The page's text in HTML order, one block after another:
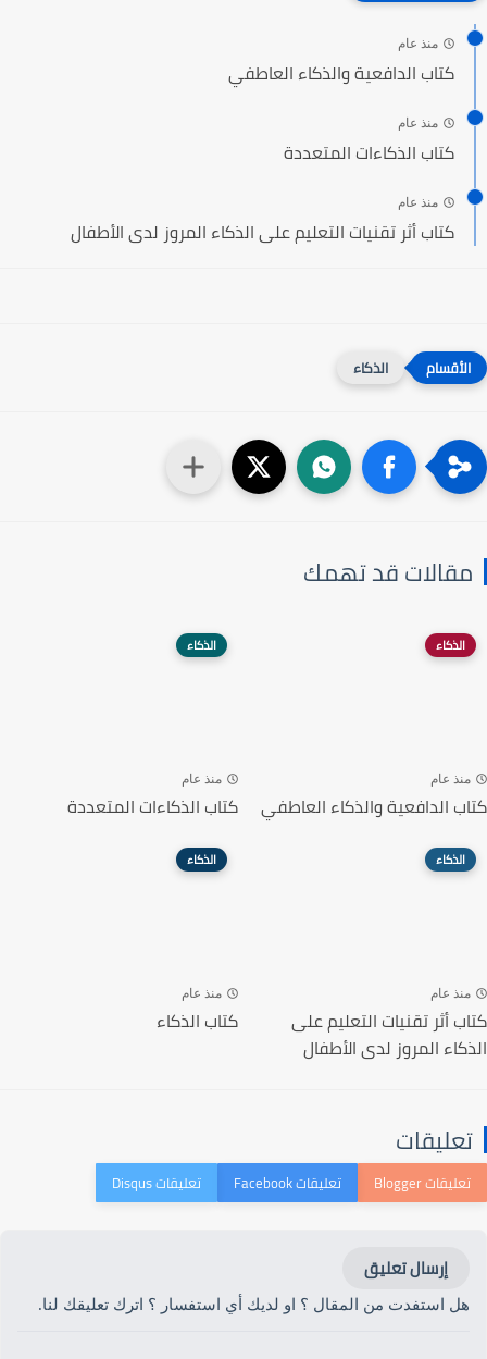
منذ عام
كتاب الدافعية والذكاء العاطفي
منذ عام
كتاب الذكاءات المتعددة
منذ عام
كتاب أثر تقنيات التعليم على الذكاء المروز لدى الأطفال
الذكاء
مقالات قد تهمك
الذكاء
منذ عام
كتاب الدافعية والذكاء العاطفي
الذكاء
منذ عام
كتاب الذكاءات المتعددة
الذكاء
منذ عام
كتاب أثر تقنيات التعليم على
الذكاء المروز لدى الأطفال
الذكاء
منذ عام
كتاب الذكاء
تعليقات
إرسال تعليق
هل استفدت من المقال ؟ او لديك أي استفسار ؟ اترك تعليقك لنا.